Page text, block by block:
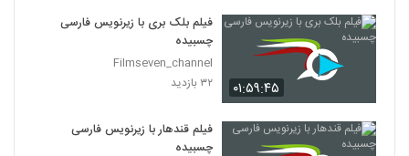
۰۱:۵۹:۴۵
فیلم بلک بری با زیرنویس فارسی
چسبیده
Filmseven_channel
۳۲ بازدید
فیلم قندهار با زیرنویس فارسی
چسبیده